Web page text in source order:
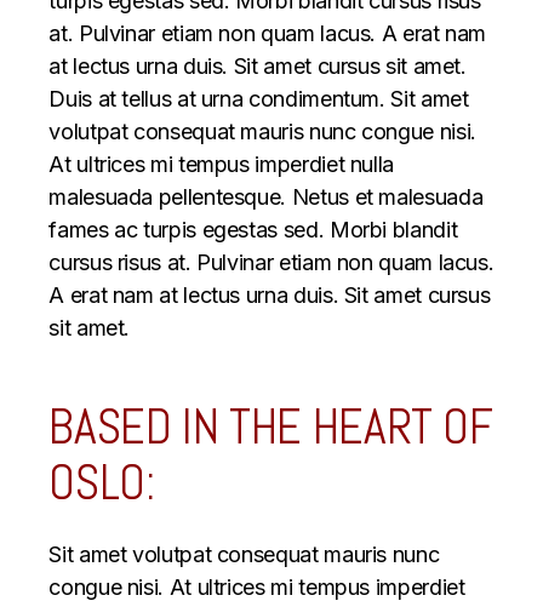
at. Pulvinar etiam non quam lacus. A erat nam
at lectus urna duis. Sit amet cursus sit amet.
Duis at tellus at urna condimentum. Sit amet
volutpat consequat mauris nunc congue nisi.
At ultrices mi tempus imperdiet nulla
malesuada pellentesque. Netus et malesuada
fames ac turpis egestas sed. Morbi blandit
cursus risus at. Pulvinar etiam non quam lacus.
A erat nam at lectus urna duis. Sit amet cursus
sit amet.
BASED IN THE HEART OF
OSLO:
Sit amet volutpat consequat mauris nunc
congue nisi. At ultrices mi tempus imperdiet